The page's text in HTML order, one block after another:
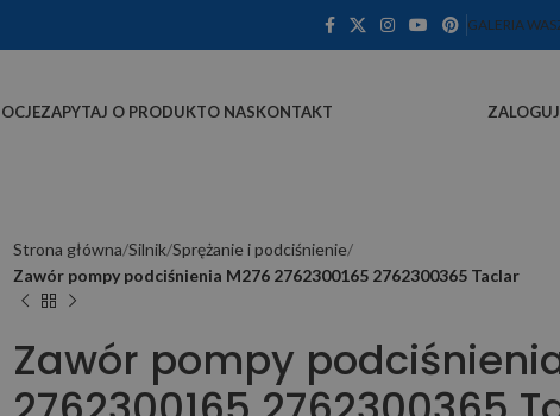
GALERIA
ZAPYTAJ O PRODUKTO NASKONTAKT
Strona główna Silnik Sprężanie i podciśnienie
Zawór pompy podciśnienia M276 2762300165 2762300365 Taclar
Zawór pompy